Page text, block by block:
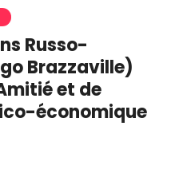
Russo-
Brazzaville)
et de
économique